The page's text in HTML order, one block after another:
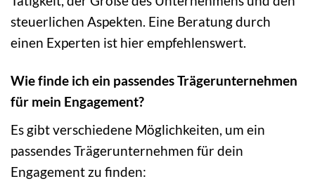
steuerlichen Aspekten. Eine Beratung durch
einen Experten ist hier empfehlenswert.
Wie finde ich ein passendes Trägerunternehmen
für mein Engagement?
Es gibt verschiedene Möglichkeiten, um ein
passendes Trägerunternehmen für dein
Engagement zu finden: